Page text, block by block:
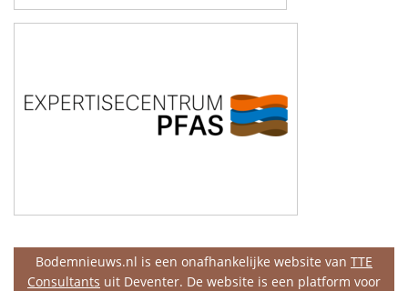
Bodemnieuws.nl is een onafhankelijke website van TTE
Consultants uit Deventer. De website is een platform voor